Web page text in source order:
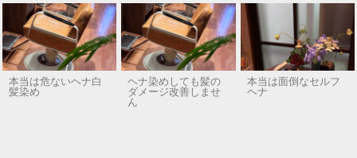
本当は危ないヘナ白
髪染め
ヘナ染めしても髪の
ダメージ改善しませ
ん
本当は面倒なセルフ
ヘナ